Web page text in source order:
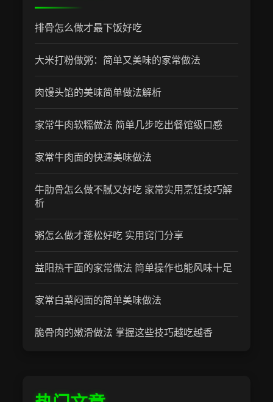
排骨怎么做才最下饭好吃
大米打粉做粥：简单又美味的家常做法
肉馒头馅的美味简单做法解析
家常牛肉软糯做法 简单几步吃出餐馆级口感
家常牛肉面的快速美味做法
牛肋骨怎么做不腻又好吃 家常实用烹饪技巧解
析
粥怎么做才蓬松好吃 实用窍门分享
益阳热干面的家常做法 简单操作也能风味十足
家常白菜闷面的简单美味做法
脆骨肉的嫩滑做法 掌握这些技巧越吃越香